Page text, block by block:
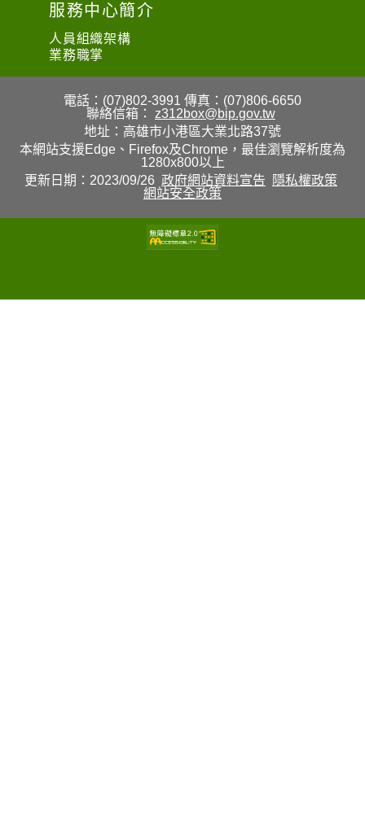
服務中心簡介
人員組織架構
業務職掌
電話：(07)802-3991 傳真：(07)806-6650
聯絡信箱：
z312box@bip.gov.tw
地址：高雄市小港區大業北路37號
本網站支援Edge、Firefox及Chrome，最佳瀏覽解析度為
1280x800以上
更新日期：2023/09/26 政府網站資料宣告
隱私權政策
網站安全政策